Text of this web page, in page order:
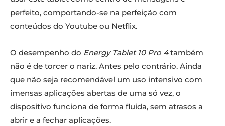
perfeito, comportando-se na perfeição com
conteúdos do Youtube ou Netflix.
O desempenho do Energy Tablet 10 Pro 4também
não é de torcer o nariz. Antes pelo contrário. Ainda
que não seja recomendável um uso intensivo com
imensas aplicações abertas de uma só vez, o
dispositivo funciona de forma fluida, sem atrasos a
abrir e a fechar aplicações.